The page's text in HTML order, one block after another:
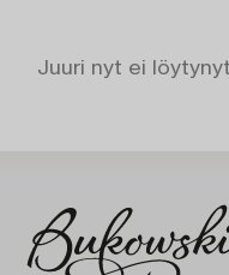
Juuri nyt ei